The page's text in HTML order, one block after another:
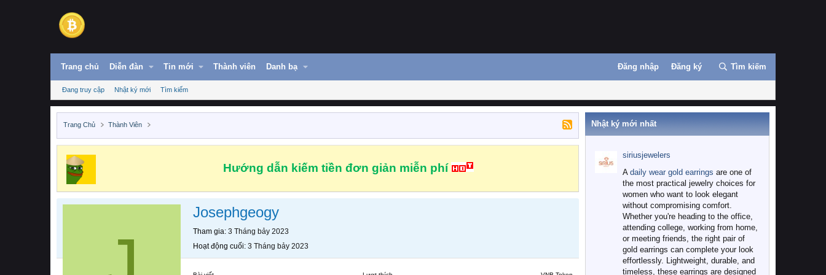
Trang chủ Diễn đàn Tin mới Thành viên Danh bạ Đăng nhập Đăng ký Tìm kiếm
Đang truy cập Nhật ký mới Tìm kiếm
Trang Chủ Thành Viên
Hướng dẫn kiếm tiền đơn giản miễn phí
Josephgeogy
Tham gia 3 Tháng bảy 2023
Hoạt động cuối 3 Tháng bảy 2023
Nhật ký mới nhất
siriusjewelers
A daily wear gold earrings are one of
the most practical jewelry choices for
women who want to look elegant
without compromising comfort.
Whether you're heading to the office,
attending college, working from home,
or meeting friends, the right pair of
gold earrings can complete your look
effortlessly. Lightweight, durable, and
timeless, these earrings are designed